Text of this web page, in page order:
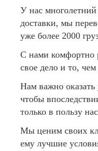
У нас
доставки, мы
уже более 2000
С нами комфортно
свое дело и то,
Нам важно оказать
чтобы
только в пользу
Мы ценим своих
ему лучшие